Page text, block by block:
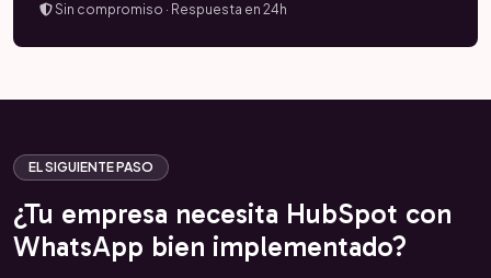
Sin compromiso · Respuesta en 24h
EL SIGUIENTE PASO
¿Tu empresa necesita HubSpot con
WhatsApp bien implementado?